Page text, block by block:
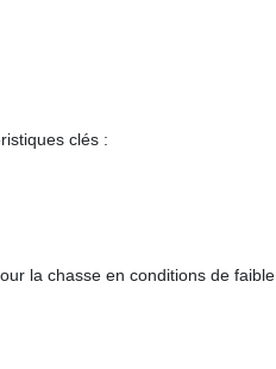
clés :
la chasse en conditions de faible